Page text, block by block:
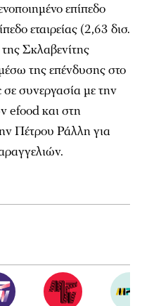
επίπεδο
εταιρείας (2,63 δισ.
Σκλαβενίτης
της επένδυσης στο
συνεργασία με την
efood και στη
Πέτρου Ράλλη για